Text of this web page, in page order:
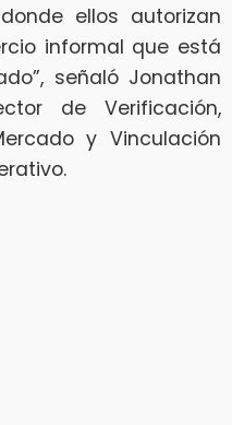
ellos autorizan
informal que está
señaló Jonathan
de Verificación,
y Vinculación